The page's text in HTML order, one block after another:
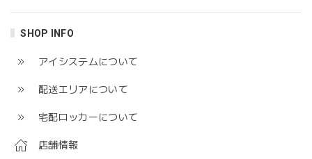
SHOP INFO
アイシステムについて
配送エリアについて
宅配ロッカーについて
店舗情報